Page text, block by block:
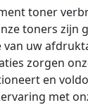
toner
toners
uw
zorgen
en
met